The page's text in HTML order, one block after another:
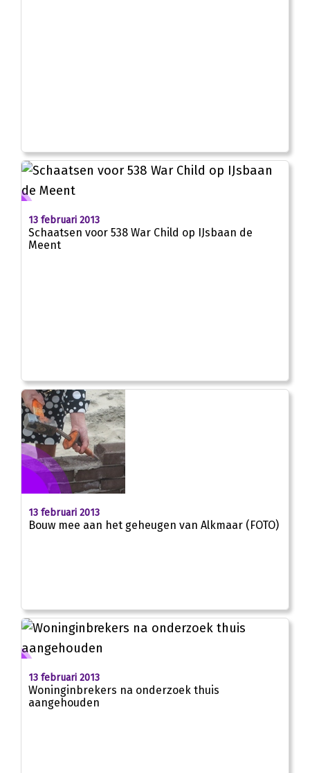
13 februari 2013
Schaatsen voor 538 War Child op IJsbaan de
Meent
13 februari 2013
Bouw mee aan het geheugen van Alkmaar (FOTO)
13 februari 2013
Woninginbrekers na onderzoek thuis
aangehouden